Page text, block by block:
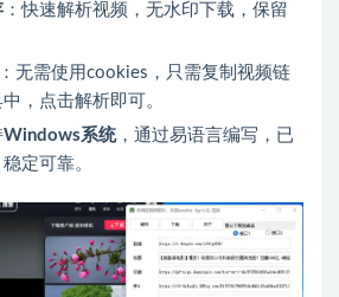
：快速解析视频，无水印下载，保留
：无需使用cookies，只需复制视频链
，点击解析即可。
Windows系统，通过易语言编写，已
定可靠。